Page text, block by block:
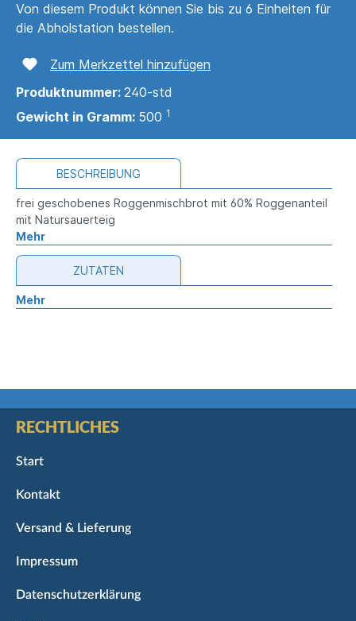
Von diesem Produkt können Sie bis zu 6 Einheiten für
die Abholstation bestellen.
Zum Merkzettel hinzufügen
Produktnummer: 240-std
Gewicht in Gramm: 500 1
BESCHREIBUNG
frei geschobenes Roggenmischbrot mit 60% Roggenanteil
mit Natursauerteig
Mehr
ZUTATEN
Mehr
RECHTLICHES
Start
Kontakt
Versand & Lieferung
Impressum
Datenschutzerklärung